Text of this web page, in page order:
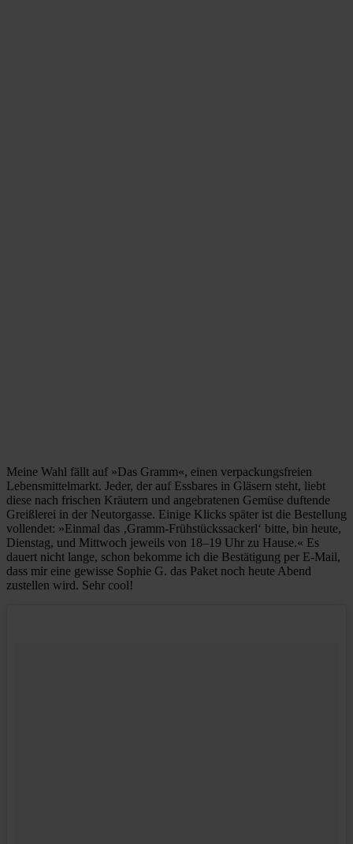
Meine Wahl fällt auf »Das Gramm«, einen verpackungsfreien
Lebensmittelmarkt. Jeder, der auf Essbares in Gläsern steht, liebt
diese nach frischen Kräutern und angebratenen Gemüse duftende
Greißlerei in der Neutorgasse. Einige Klicks später ist die Bestellung
vollendet: »Einmal das ‚Gramm-Frühstückssackerl‘ bitte, bin heute,
Dienstag, und Mittwoch jeweils von 18–19 Uhr zu Hause.« Es
dauert nicht lange, schon bekomme ich die Bestätigung per E-Mail,
dass mir eine gewisse Sophie G. das Paket noch heute Abend
zustellen wird. Sehr cool!